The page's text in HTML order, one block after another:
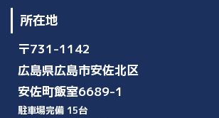
所在地
〒731-1142
広島県広島市安佐北区
安佐町飯室6689-1
駐車場完備 15台